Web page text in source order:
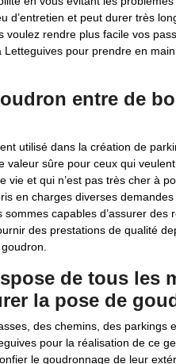
d’entretien et peut durer très
rendre plus facile vos
pour prendre en
entre de
utilisé dans la création de
valeur sûre pour ceux qui
vie et qui n’est pas très cher à
en charges diverses
capables d’assurer des
des prestations de qualité
de tous les
la pose de
des chemins, des parkings
pour la réalisation de ce
le goudronnage de leur